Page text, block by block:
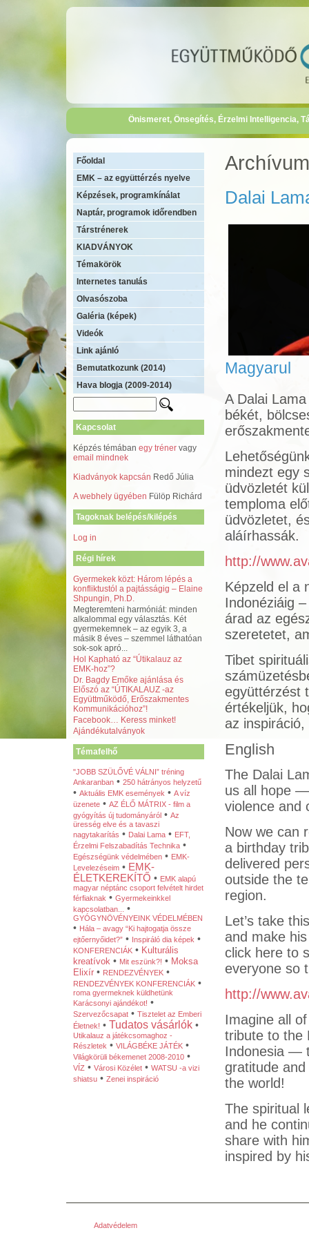
Önismeret, Önsegítés, Érzelmi Intelligencia,
Főoldal
EMK – az együttérzés nyelve
Képzések, programkínálat
Naptár, programok időrendben
Társtrénerek
KIADVÁNYOK
Témakörök
Internetes tanulás
Olvasószoba
Galéria (képek)
Videók
Link ajánló
Bemutatkozunk (2014)
Hava blogja (2009-2014)
Kapcsolat
Képzés témában egy tréner vagy
email mindnek
Kiadványok kapcsán Redő Júlia
A webhely ügyében Fülöp Richárd
Tagoknak belépés/kilépés
Log in
Régi hírek
Gyermekek közt: Három lépés a
konfliktustól a pajtásságig – Elaine
Shpungin, Ph.D.
Megteremteni harmóniát: minden
alkalommal egy választás. Két
gyermekemnek – az egyik 3, a
másik 8 éves – szemmel láthatóan
sok-sok apró...
Hol Kapható az “Útikalauz az
EMK-hoz”?
Dr. Bagdy Emőke ajánlása és
Előszó az “ÚTIKALAUZ -az
Együttműködő, Erőszakmentes
Kommunikációhoz”!
Facebook… Keress minket!
Ajándékutalványok
Témafelhő
"JOBB SZÜLŐVÉ VÁLNI” tréning
Ankaranban • 250 hátrányos helyzetű
• Aktuális EMK események • A víz
üzenete • AZ ÉLŐ MÁTRIX - film a
gyógyítás új tudományáról • Az
üresség elve és a tavaszi
nagytakarítás • Dalai Lama • EFT,
Érzelmi Felszabadítás Technika •
Egészségünk védelmében • EMK-
Levelezéseim • EMK-
ÉLETKEREKÍTŐ • EMK alapú
magyar néptánc csoport felvételt hirdet
férfiaknak • Gyermekeinkkel
kapcsolatban...
•
GYÓGYNÖVÉNYEINK VÉDELMÉBEN
• Hála – avagy “Ki hajtogatja össze
ejtőernyőidet?” • Inspiráló dia képek •
KONFERENCIÁK • Kulturális
kreatívok • Mit eszünk?! • Moksa
Elixír • RENDEZVÉNYEK •
RENDEZVÉNYEK KONFERENCIÁK •
roma gyermeknek küldhetünk
Karácsonyi ajándékot! •
Szervezőcsapat • Tisztelet az Emberi
Életnek! • Tudatos vásárlók •
Utikalauz a játékcsomaghoz -
Részletek • VILÁGBÉKE JÁTÉK •
Világkörüli békemenet 2008-2010 •
VÍZ • Városi Közélet • WATSU -a vizi
shiatsu • Zenei inspiráció
Archívum
Dalai
Magyarul
A Dalai
békét,
mindezt egy
üdvözletét
temploma
üdvözletet,
aláírhassák.
http://
Képzeld el a
Indonéziáig
árad az
szeretetet,
Tibet
együttérzést
értékeljük,
az
English
The Dalai
us all hope
violence and
Now we can
a birthday
delivered
outside the
region.
Let’s take
and make
click here to
everyone so
http://
Imagine all
tribute to the
Indonesia —
gratitude
the world!
The spiritual
and he
share with
inspired by
Adatvédelem